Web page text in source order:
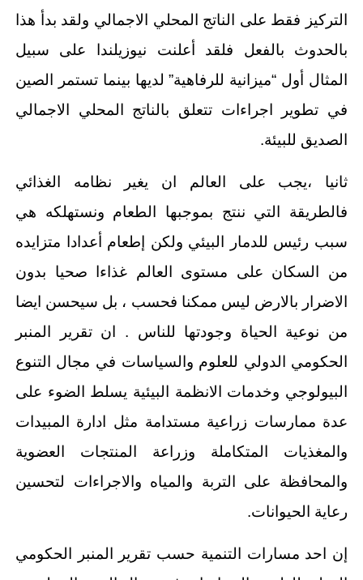
التركيز فقط على الناتج المحلي الاجمالي ولقد بدأ هذا
بالحدوث بالفعل فلقد أعلنت نيوزيلندا على سبيل
المثال أول “ميزانية للرفاهية” لديها بينما تستمر الصين
في تطوير اجراءات تتعلق بالناتج المحلي الاجمالي
الصديق للبيئة.
ثانيا ،يجب على العالم ان يغير نظامه الغذائي
فالطريقة التي ننتج بموجبها الطعام ونستهلكه هي
سبب رئيس للدمار البيئي ولكن إطعام أعدادا متزايده
من السكان على مستوى العالم غذاءا صحيا بدون
الاضرار بالارض ليس ممكنا فحسب ، بل سيحسن ايضا
من نوعية الحياة وجودتها للناس . ان تقرير المنبر
الحكومي الدولي للعلوم والسياسات في مجال التنوع
البيولوجي وخدمات الانظمة البيئية يسلط الضوء على
عدة ممارسات زراعية مستدامة مثل ادارة المبيدات
والمغذيات المتكاملة وزراعة المنتجات العضوية
والمحافظة على التربة والمياه والاجراءات لتحسين
رعاية الحيوانات.
إن احد مسارات التنمية حسب تقرير المنبر الحكومي